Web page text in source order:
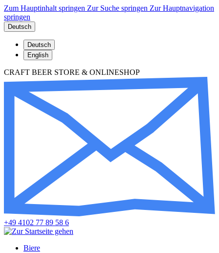
Zum Hauptinhalt springen Zur Suche springen Zur Hauptnavigation
springen
Deutsch
Deutsch
English
CRAFT BEER STORE & ONLINESHOP
+49 4102 77 89 58 6
Biere